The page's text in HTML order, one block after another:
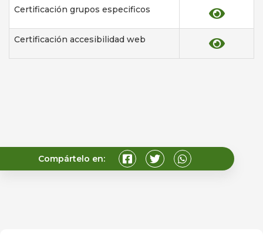
Certificación grupos especificos
Certificación accesibilidad web
Compártelo en: